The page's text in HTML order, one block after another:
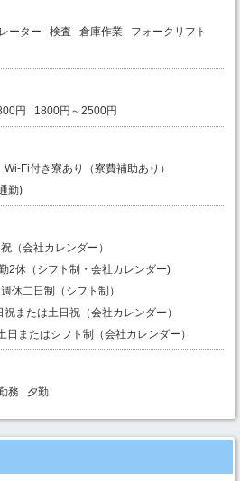
ーター 検査 倉庫作業
フォークリフト
円 1800円～2500円
Wi-Fi付き寮あり（寮費補助あり）
勤)
（会社カレンダー）
2休（シフト制・会社カレンダー)
週休二日制（シフト制）
祝または土日祝（会社カレンダー）
日またはシフト制（会社カレンダー）
務 夕勤